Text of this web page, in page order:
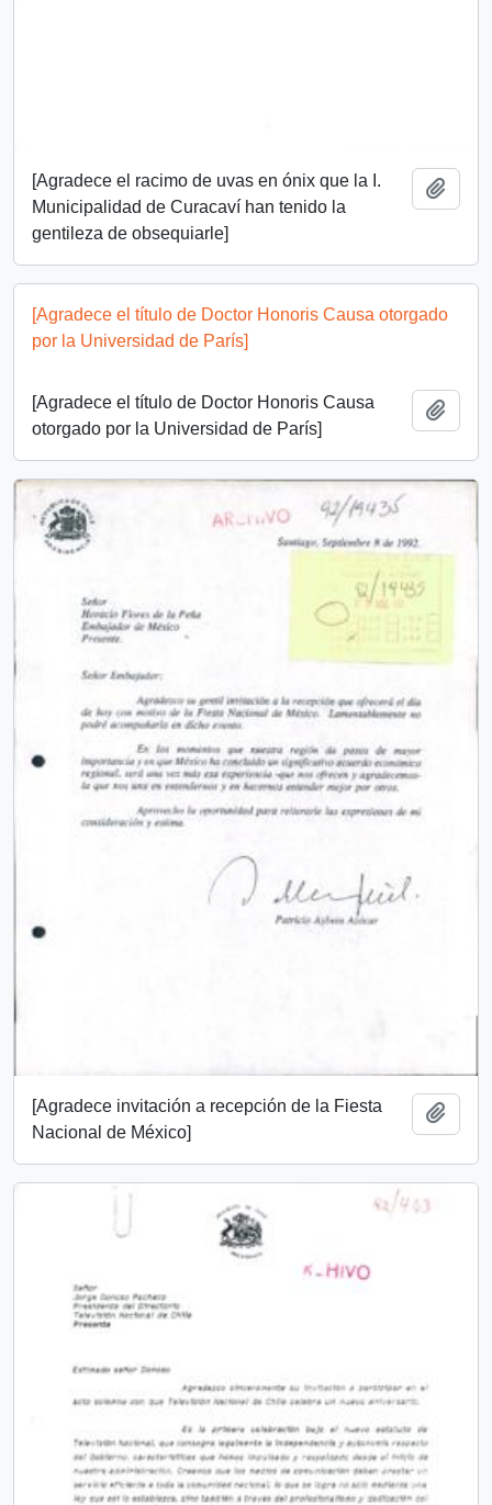
[Agradece el racimo de uvas en ónix que la I.
Municipalidad de Curacaví han tenido la
gentileza de obsequiarle]
[Agradece el título de Doctor Honoris Causa otorgado
por la Universidad de París]
[Agradece el título de Doctor Honoris Causa
otorgado por la Universidad de París]
[Agradece invitación a recepción de la Fiesta
Nacional de México]